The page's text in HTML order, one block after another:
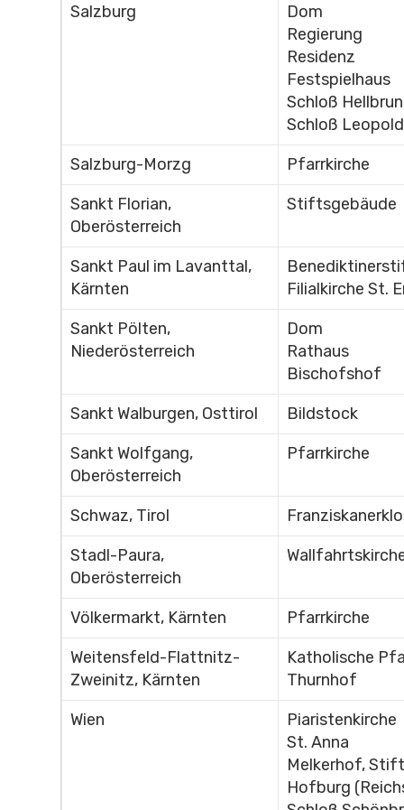
Salzburg
Dom
Regierung
Residenz
Festspielhaus
Schloß
Schloß
Salzburg-Morzg
Pfarrkirche
Sankt Florian,
Oberösterreich
Stiftsgebäude
Sankt Paul im Lavanttal,
Kärnten
Filialkirche St.
Sankt Pölten,
Niederösterreich
Dom
Rathaus
Bischofshof
Sankt Walburgen, Osttirol
Bildstock
Sankt Wolfgang,
Oberösterreich
Pfarrkirche
Schwaz, Tirol
Stadl-Paura,
Oberösterreich
Völkermarkt, Kärnten
Pfarrkirche
Weitensfeld-Flattnitz-
Zweinitz, Kärnten
Katholische
Thurnhof
Wien
Piaristenkirche
St. Anna
Melkerhof,
Hofburg